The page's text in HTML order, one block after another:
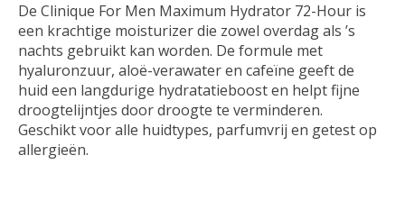
De Clinique For Men Maximum Hydrator 72-Hour is
een krachtige moisturizer die zowel overdag als ’s
nachts gebruikt kan worden. De formule met
hyaluronzuur, aloë-verawater en cafeïne geeft de
huid een langdurige hydratatieboost en helpt fijne
droogtelijntjes door droogte te verminderen.
Geschikt voor alle huidtypes, parfumvrij en getest op
allergieën.